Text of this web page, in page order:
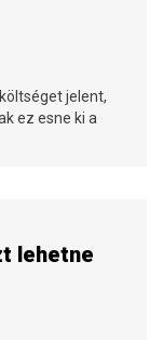
jelent,
ez esne ki a
lehetne